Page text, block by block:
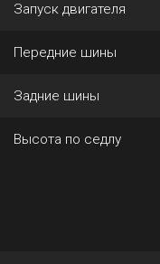
Запуск двигателя
Передние шины
Задние шины
Высота по седлу